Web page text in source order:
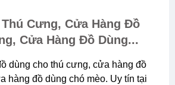
Cưng, Cửa Hàng Đồ
Cửa Hàng Đồ Dùng...
hàng đồ dùng chó mèo. Uy tín tại